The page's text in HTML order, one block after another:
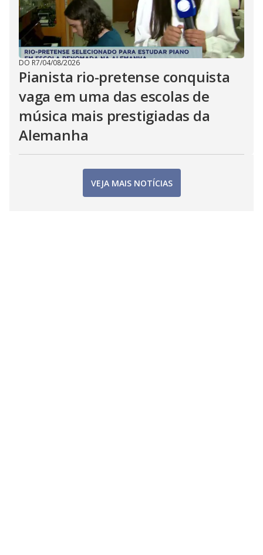
DO R7/04/08/2026
Pianista rio-pretense conquista
vaga em uma das escolas de
música mais prestigiadas da
Alemanha
VEJA MAIS NOTÍCIAS